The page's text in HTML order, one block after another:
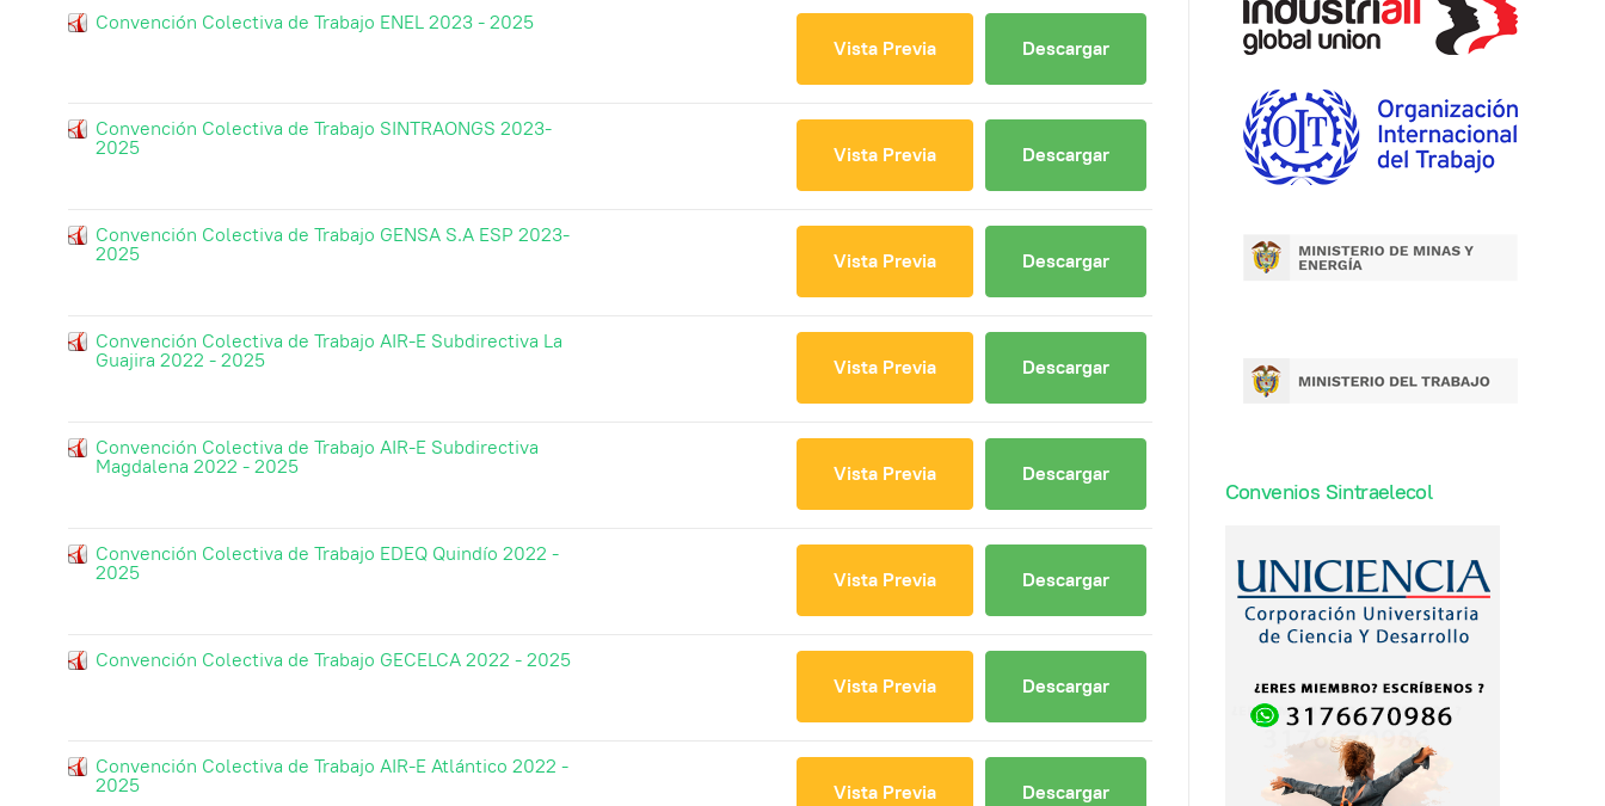
Convención Colectiva de Trabajo ENEL 2023 - 2025
Descargar
Vista Previa
Convención Colectiva de Trabajo SINTRAONGS 2023-
2025 Descargar
Vista Previa
Convención Colectiva de Trabajo GENSA S.A ESP 2023-
2025 Descargar
Vista Previa
Convención Colectiva de Trabajo AIR-E Subdirectiva La
Guajira 2022 - 2025 Descargar
Vista Previa
Convención Colectiva de Trabajo AIR-E Subdirectiva
Magdalena 2022 - 2025 Descargar
Vista Previa
Convención Colectiva de Trabajo EDEQ Quindío 2022 -
2025 Descargar
Vista Previa
Convención Colectiva de Trabajo GECELCA 2022 - 2025
Descargar
Vista Previa
Convención Colectiva de Trabajo AIR-E Atlántico 2022 -
2025 Descargar
Vista Previa
Convenios Sintraelecol